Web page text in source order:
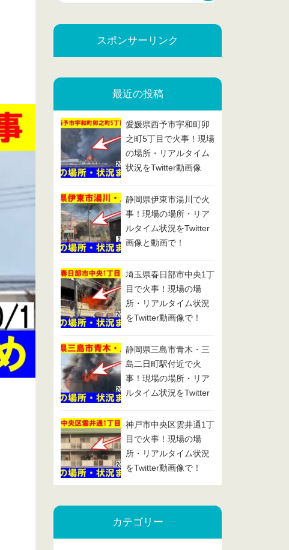
スポンサーリンク
最近の投稿
愛媛県西予市宇和町卯
之町5丁目で火事！現場
の場所・リアルタイム
状況をTwitter動画像
静岡県伊東市湯川で火
事！現場の場所・リア
ルタイム状況をTwitter
画像と動画で！
埼玉県春日部市中央1丁
目で火事！現場の場
所・リアルタイム状況
をTwitter動画像で！
静岡県三島市青木・三
島二日町駅付近で火
事！現場の場所・リア
ルタイム状況をTwitter
神戸市中央区雲井通1丁
目で火事！現場の場
所・リアルタイム状況
をTwitter動画像で！
カテゴリー